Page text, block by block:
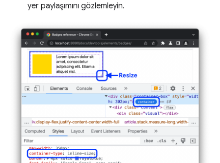
yer paylaşımını gözlemleyin.